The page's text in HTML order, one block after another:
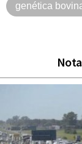
genética